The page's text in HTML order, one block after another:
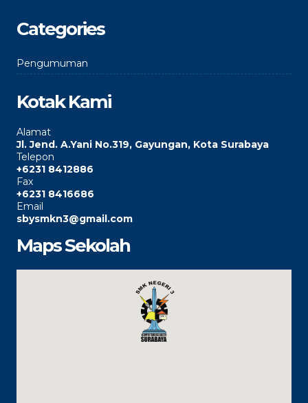
Categories
Pengumuman
Kotak Kami
Alamat
Jl. Jend. A.Yani No.319, Gayungan, Kota Surabaya
Telepon
+6231 8412886
Fax
+6231 8416686
Email
sbysmkn3@gmail.com
Maps Sekolah